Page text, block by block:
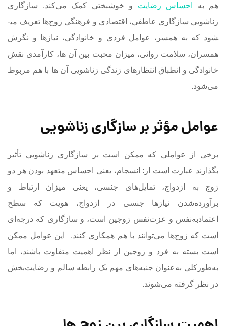
هم به
احساس رضایت و خوشبختی کمک می‌کند. سازگاری
زناشویی سازگاری عاطفی، اقتصادی و فرهنگی زوج‌ها تعریف می­
شود که به همسر، عوامل فردی و خانوادگی، نیازها و نگرش
همسران، سلامت روانی، میزان محبت بین آن ها، کارآمدی نقش
خانوادگی و انطباق انتظارهای زندگی زناشویی آن ها با هم مربوط
می‌شود.
عوامل مؤثر بر سازگاری زناشویی
برخی از عواملی که ممکن است بر سازگاری زناشویی تأثیر
بگذارند عبارت‌ است از: انسجام، یعنی احساس متعهد بودن هر دو
زوج به ازدواج، تمایل‌های جنسی، یعنی میزان ارتباط و
برآورده‌شدن نیازها جنسی در ازدواج، هویت که سطح
اعتمادبه‌نفس و عزت‌نفس زوجین است، و سازگاری که درجه‌ای
است که زوج‌ها می‌توانند با هم همکاری کنند. این عوامل ممکن
است بسته به فرد و زوجین از نظر اهمیت متفاوت باشند، اما
به‌طورکلی به‌عنوان جنبه‌های مهم یک رابطه سالم و رضایت‌بخش
در نظر گرفته می‌شوند.